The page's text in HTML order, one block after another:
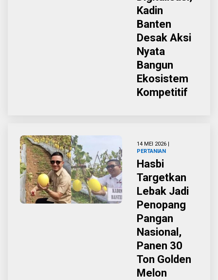
Kadin
Banten
Desak Aksi
Nyata
Bangun
Ekosistem
Kompetitif
14 MEI 2026 |
PERTANIAN
Hasbi
Targetkan
Lebak Jadi
Penopang
Pangan
Nasional,
Panen 30
Ton Golden
Melon